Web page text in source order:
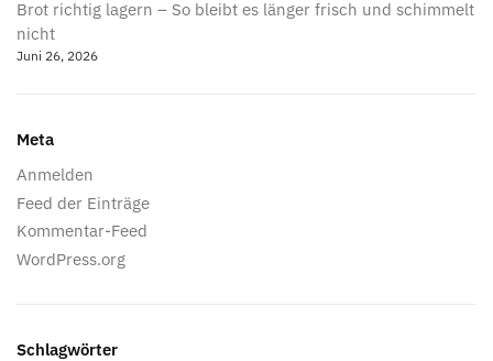
Brot richtig lagern – So bleibt es länger frisch und schimmelt
nicht
Juni 26, 2026
Meta
Anmelden
Feed der Einträge
Kommentar-Feed
WordPress.org
Schlagwörter